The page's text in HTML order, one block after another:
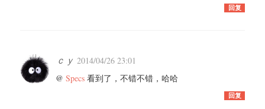
回复
ｃｙ 2014/04/26 23:01
@ Specs 看到了，不错不错，哈哈
回复